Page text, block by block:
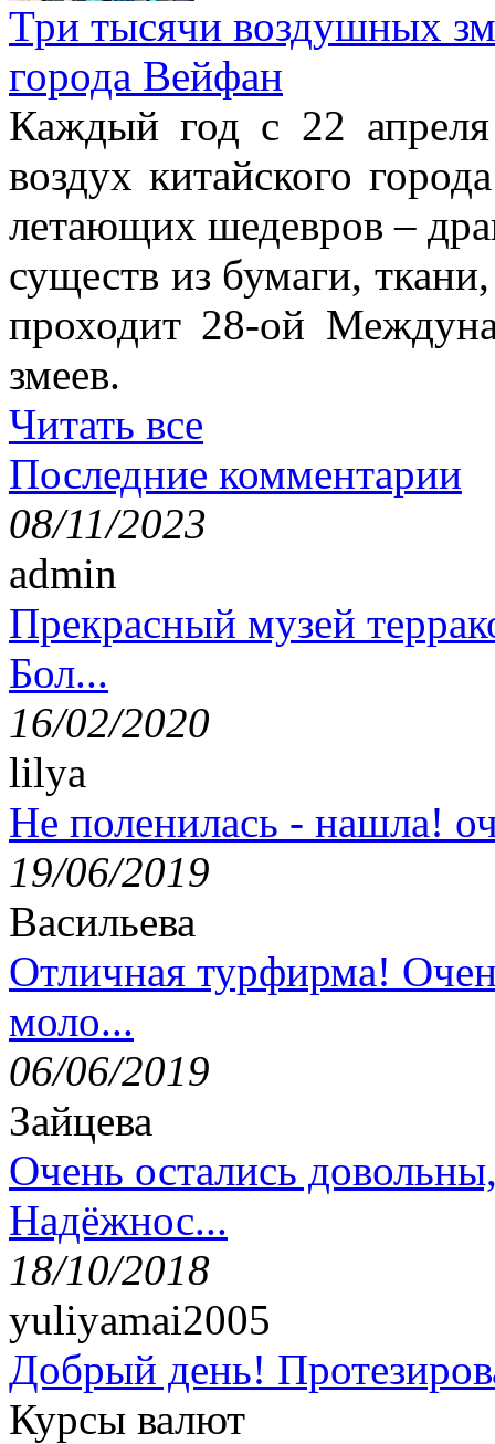
Три тысячи воздушных
города Вейфан
Каждый год с 22
воздух китайского
летающих шедевров –
существ из бумаги,
проходит 28-ой
змеев.
Читать все
Последние комментарии
08/11/2023
admin
Прекрасный музей
Бол...
16/02/2020
lilya
Не поленилась - нашла!
19/06/2019
Васильева
Отличная турфирма!
моло...
06/06/2019
Зайцева
Очень остались
Надёжнос...
18/10/2018
yuliyamai2005
Добрый день!
Курсы валют